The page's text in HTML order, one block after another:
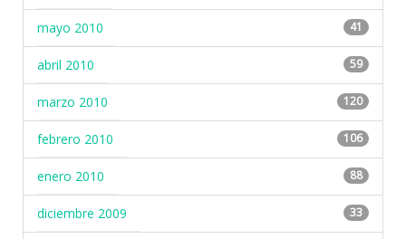
mayo 2010 41
abril 2010 59
marzo 2010 120
febrero 2010 106
enero 2010 88
diciembre 2009 33